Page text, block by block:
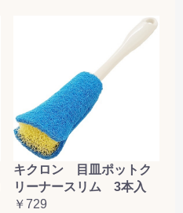
キクロン 目皿ポットク
リーナースリム 3本入
￥729